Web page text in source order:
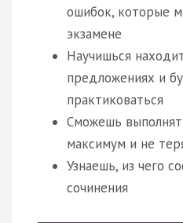
ошибок, которые
экзамене
Научишься
предложениях и
практиковаться
Сможешь
максимум и не
Узнаешь, из чего
сочинения